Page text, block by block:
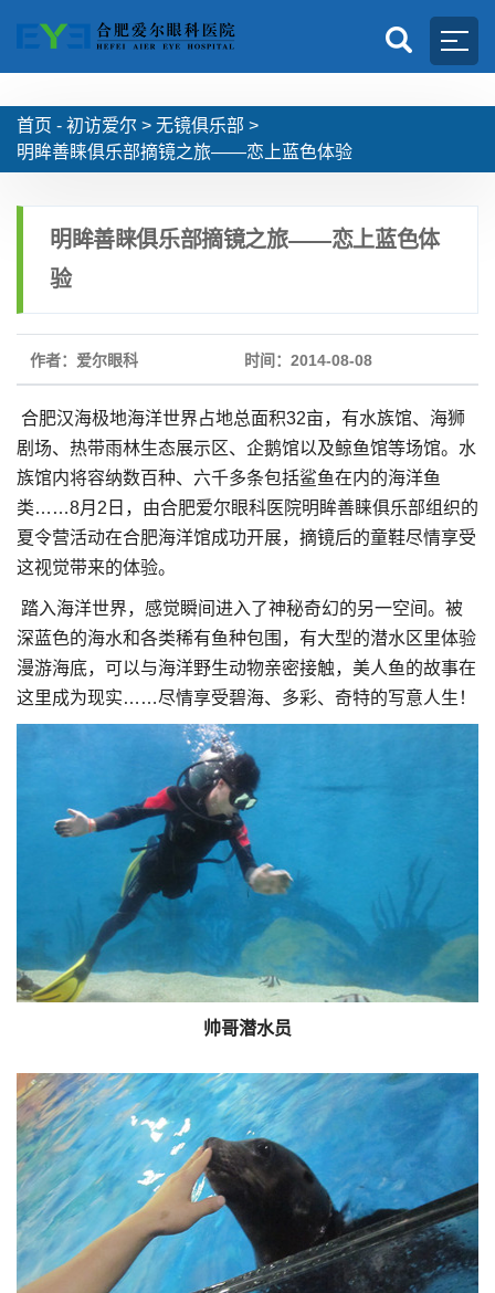
首页 - 初访爱尔 > 无镜俱乐部 >
明眸善睐俱乐部摘镜之旅——恋上蓝色体验
明眸善睐俱乐部摘镜之旅——恋上蓝色体
验
作者：爱尔眼科 时间：2014-08-08
合肥汉海极地海洋世界占地总面积32亩，有水族馆、海狮
剧场、热带雨林生态展示区、企鹅馆以及鲸鱼馆等场馆。水
族馆内将容纳数百种、六千多条包括鲨鱼在内的海洋鱼
类……8月2日，由合肥爱尔眼科医院明眸善睐俱乐部组织的
夏令营活动在合肥海洋馆成功开展，摘镜后的童鞋尽情享受
这视觉带来的体验。
踏入海洋世界，感觉瞬间进入了神秘奇幻的另一空间。被
深蓝色的海水和各类稀有鱼种包围，有大型的潜水区里体验
漫游海底，可以与海洋野生动物亲密接触，美人鱼的故事在
这里成为现实……尽情享受碧海、多彩、奇特的写意人生！
帅哥潜水员